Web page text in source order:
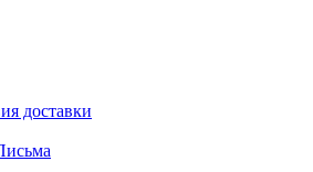
доставки